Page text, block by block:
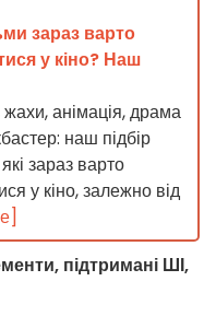
зараз варто
у кіно? Наш
жахи, анімація, драма
наш підбір
зараз варто
у кіно, залежно від
підтримані ШІ,